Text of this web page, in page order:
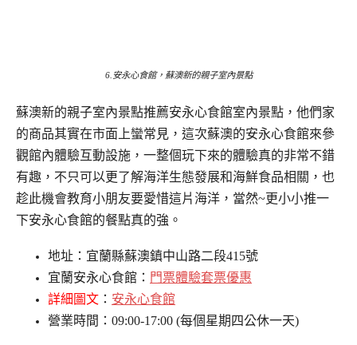
6.安永心食館，蘇澳新的親子室內景點
蘇澳新的親子室內景點推薦安永心食館室內景點，他們家
的商品其實在市面上蠻常見，這次蘇澳的安永心食館來參
觀館內體驗互動設施，一整個玩下來的體驗真的非常不錯
有趣，不只可以更了解海洋生態發展和海鮮食品相關，也
趁此機會教育小朋友要愛惜這片海洋，當然~更小小推一
下安永心食館的餐點真的強。
地址：宜蘭縣蘇澳鎮中山路二段415號
宜蘭安永心食館： 門票體驗套票優惠
詳細圖文 ： 安永心食館
營業時間：09:00-17:00 (每個星期四公休一天)